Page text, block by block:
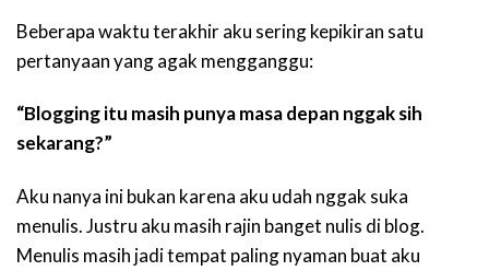
Beberapa waktu terakhir aku sering kepikiran satu
pertanyaan yang agak mengganggu:
“Blogging itu masih punya masa depan nggak sih
sekarang?”
Aku nanya ini bukan karena aku udah nggak suka
menulis. Justru aku masih rajin banget nulis di blog.
Menulis masih jadi tempat paling nyaman buat aku